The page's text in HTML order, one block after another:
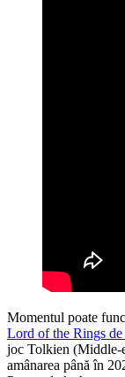
Momentul poate
Lord of the Rings
joc Tolkien (Middle-
amânarea până în